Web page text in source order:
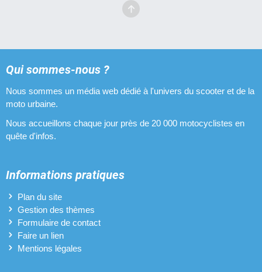
Qui sommes-nous ?
Nous sommes un média web dédié à l'univers du scooter et de la
moto urbaine.
Nous accueillons chaque jour près de 20 000 motocyclistes en
quête d'infos.
Informations pratiques
Plan du site
Gestion des thèmes
Formulaire de contact
Faire un lien
Mentions légales